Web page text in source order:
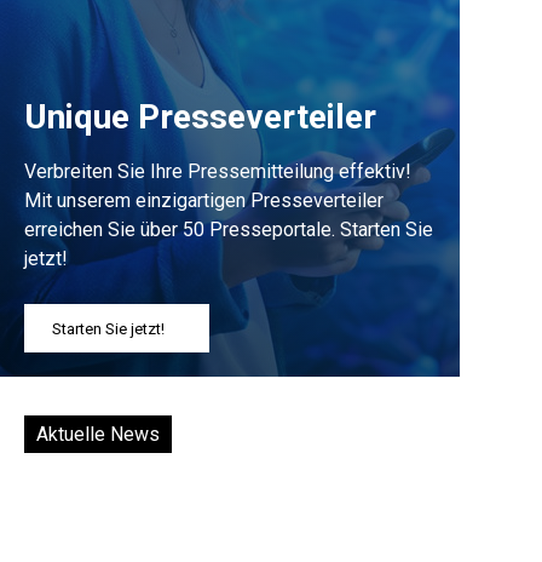
Unique Presseverteiler
Verbreiten Sie Ihre Pressemitteilung effektiv!
Mit unserem einzigartigen Presseverteiler
erreichen Sie über 50 Presseportale. Starten Sie
jetzt!
Starten Sie jetzt!
Aktuelle News